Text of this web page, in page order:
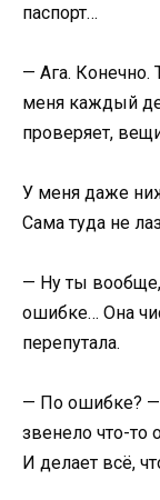
паспорт…
— Ага. Конечно.
меня каждый
проверяет,
У меня даже
Сама туда не
— Ну ты
ошибке… Она
перепутала.
— По ошибке? —
звенело что-то
И делает всё,